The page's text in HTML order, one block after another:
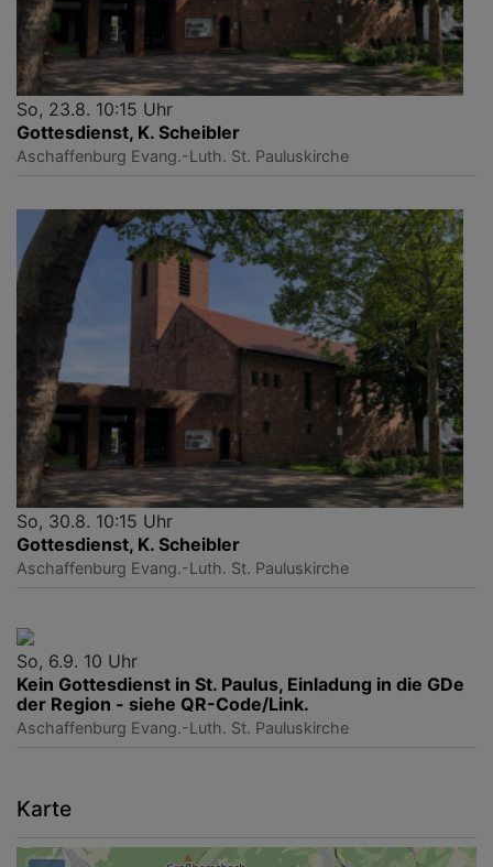
So, 23.8. 10:15 Uhr
Gottesdienst, K. Scheibler
Aschaffenburg Evang.-Luth. St. Pauluskirche
So, 30.8. 10:15 Uhr
Gottesdienst, K. Scheibler
Aschaffenburg Evang.-Luth. St. Pauluskirche
So, 6.9. 10 Uhr
Kein Gottesdienst in St. Paulus, Einladung in die GDe
der Region - siehe QR-Code/Link.
Aschaffenburg Evang.-Luth. St. Pauluskirche
Karte